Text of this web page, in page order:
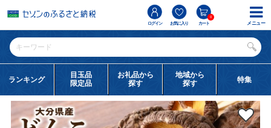
ログイン お気に入り カート
0
ランキング
目玉品
限定品
お礼品から
探す
地域から
探す
特集
メニュー